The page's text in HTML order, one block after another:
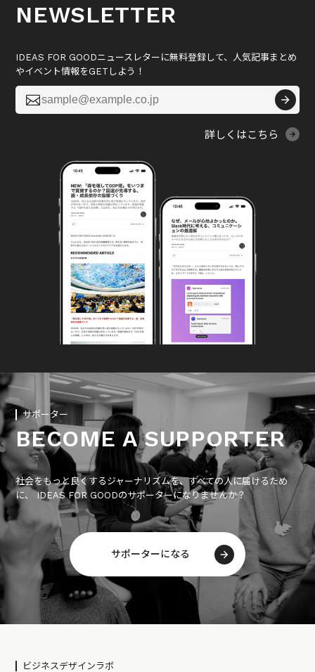
NEWSLETTER
IDEAS FOR GOODニュースレターに無料登録して、人気記事まとめ
やイベント情報をGETしよう！

詳しくはこちら
サポーター
BECOME A SUPPORTER
社会をもっと良くするジャーナリズムを、すべての人に届けるため
に、 IDEAS FOR GOODのサポーターになりませんか？
サポーターになる
ビジネスデザインラボ